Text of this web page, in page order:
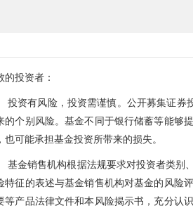
的投资者：
投资有风险，投资需谨慎。公开募集证券
的个别风险。基金不同于银行储蓄等能够
也可能承担基金投资所带来的损失。
基金销售机构根据法规要求对投资者类别
特征的表述与基金销售机构对基金的风险
等产品法律文件和本风险揭示书，充分认